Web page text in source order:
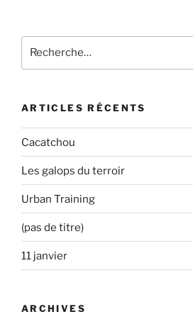
pour
ARTICLES RÉCENTS
Cacatchou
Les galops du terroir
Urban Training
(pas de titre)
11 janvier
ARCHIVES